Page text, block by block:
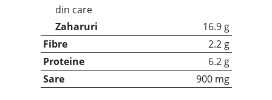
din care
Zaharuri
16.9 g
Fibre
2.2 g
Proteine
6.2 g
Sare
900 mg